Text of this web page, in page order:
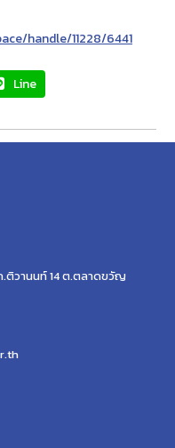
handle/11228/6441
Line
ติวานนท์ 14 ต.ตลาดขวัญ